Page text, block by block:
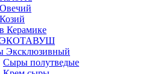
Керамике
Эксклюзивный
Сыры полутведые